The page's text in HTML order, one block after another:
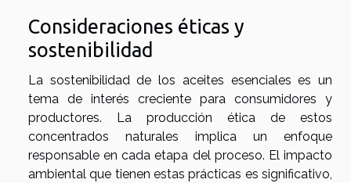
Consideraciones éticas y
sostenibilidad
La sostenibilidad de los aceites esenciales es un
tema de interés creciente para consumidores y
productores. La producción ética de estos
concentrados naturales implica un enfoque
responsable en cada etapa del proceso. El impacto
ambiental que tienen estas prácticas es significativo,